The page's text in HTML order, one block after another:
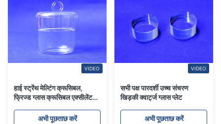
VIDEO
हाई स्ट्रेंथ मेल्टिंग क्रूसिबल,
फ्रिज्ड ग्लास क्रूसिबल एक्सीलेंट
अभी पूछताछ करें
VIDEO
सभी पक्ष पारदर्शी उच्च संचरण
खिड़की क्वार्ट्ज ग्लास प्लेट
अभी पूछताछ करें